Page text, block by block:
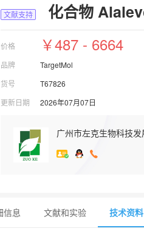
文献支持 化合物
价格 ￥487 - 6664
品牌
TargetMol
货号
T67826
更新日期
2026年07月07日
广州市左克生物科技
信息 文献和实验 技术资料